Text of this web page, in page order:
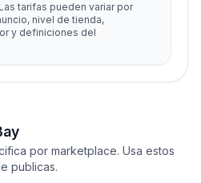
tarifas pueden variar por
nivel de tienda,
y definiciones del
por marketplace. Usa estos
publicas.